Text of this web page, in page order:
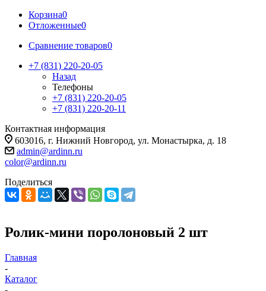
Корзина0
Отложенные0
Сравнение товаров0
+7 (831) 220-20-05
Назад
Телефоны
+7 (831) 220-20-05
+7 (831) 220-20-11
Контактная информация
603016, г. Нижний Новгород, ул. Монастырка, д. 18
admin@ardinn.ru
color@ardinn.ru
Поделиться
Ролик-мини поролоновый 2 шт
Главная
-
Каталог